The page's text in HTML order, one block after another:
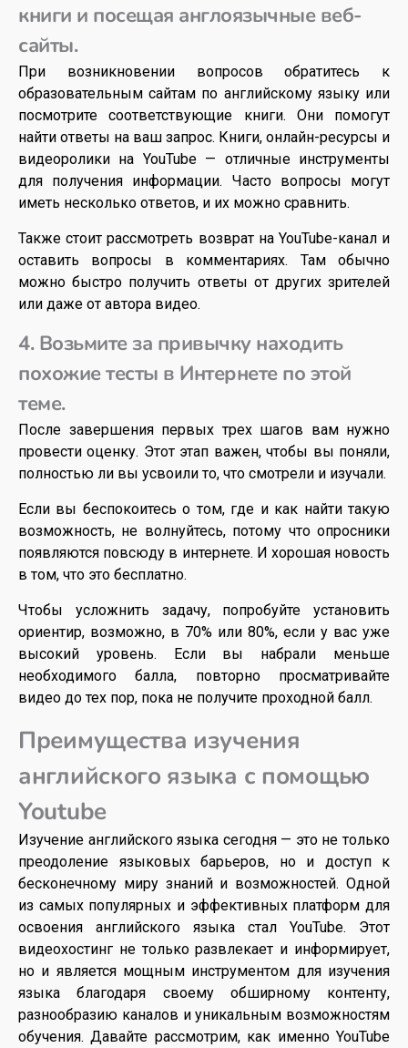
книги и посещая англоязычные веб-
сайты.
При возникновении вопросов обратитесь к
образовательным сайтам по английскому языку или
посмотрите соответствующие книги. Они помогут
найти ответы на ваш запрос. Книги, онлайн-ресурсы и
видеоролики на YouTube — отличные инструменты
для получения информации. Часто вопросы могут
иметь несколько ответов, и их можно сравнить.
Также стоит рассмотреть возврат на YouTube-канал и
оставить вопросы в комментариях. Там обычно
можно быстро получить ответы от других зрителей
или даже от автора видео.
4. Возьмите за привычку находить
похожие тесты в Интернете по этой
теме.
После завершения первых трех шагов вам нужно
провести оценку. Этот этап важен, чтобы вы поняли,
полностью ли вы усвоили то, что смотрели и изучали.
Если вы беспокоитесь о том, где и как найти такую
возможность, не волнуйтесь, потому что опросники
появляются повсюду в интернете. И хорошая новость
в том, что это бесплатно.
Чтобы усложнить задачу, попробуйте установить
ориентир, возможно, в 70% или 80%, если у вас уже
высокий уровень. Если вы набрали меньше
необходимого балла, повторно просматривайте
видео до тех пор, пока не получите проходной балл.
Преимущества изучения
английского языка с помощью
Youtube
Изучение английского языка сегодня — это не только
преодоление языковых барьеров, но и доступ к
бесконечному миру знаний и возможностей. Одной
из самых популярных и эффективных платформ для
освоения английского языка стал YouTube. Этот
видеохостинг не только развлекает и информирует,
но и является мощным инструментом для изучения
языка благодаря своему обширному контенту,
разнообразию каналов и уникальным возможностям
обучения. Давайте рассмотрим, как именно YouTube